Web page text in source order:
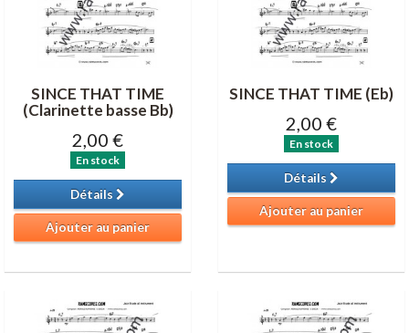
SINCE THAT TIME
(Clarinette basse Bb)
2,00 €
En stock
Détails
Ajouter au panier
SINCE THAT TIME (Eb)
2,00 €
En stock
Détails
Ajouter au panier